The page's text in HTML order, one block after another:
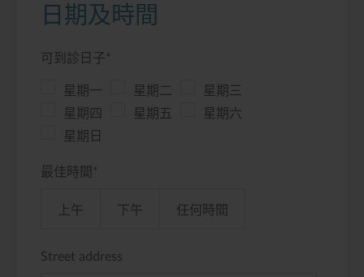
日期及時間
可到診日子 *
星期一 星期二
星期三
星期四
星期五
星期六
星期日
最佳時間 *
上午 下午 任何時間
Street address